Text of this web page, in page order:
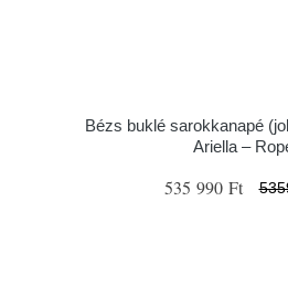
Bézs buklé sarokkanapé
Ariella –
535 990 Ft